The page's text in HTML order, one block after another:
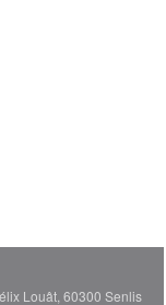
Louât, 60300 Senlis